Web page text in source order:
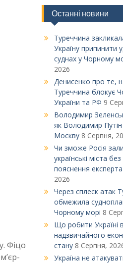
Фіцо
Останні новини
Туреччина
Україну припинити
суднах у Чорному
2026
Денисенко про те,
Туреччина блокує
України та РФ 9
Володимир
як Володимир
Москву 8 Серпня,
Чи зможе Росія
українські міста
пояснення експерта
2026
Через сплеск атак
обмежила
Чорному морі 8
Що робити Україні
надзвичайного
стану 8 Серпня,
Україна не